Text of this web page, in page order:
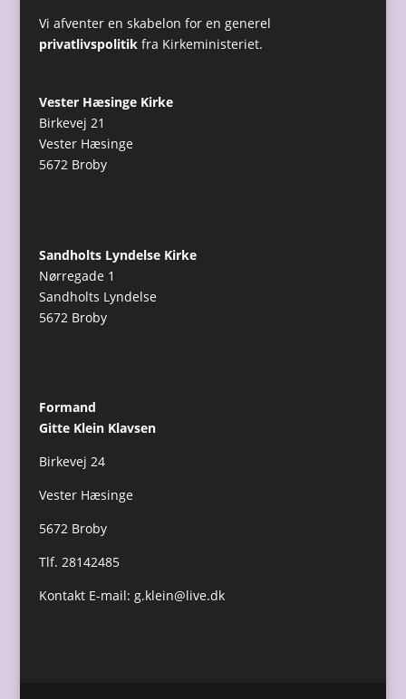
Vi afventer en skabelon for en generel
privatlivspolitikfra Kirkeministeriet.
Vester Hæsinge Kirke
Birkevej 21
Vester Hæsinge
5672 Broby
Sandholts Lyndelse Kirke
Nørregade 1
Sandholts Lyndelse
5672 Broby
Formand
Gitte Klein Klavsen
Birkevej 24
Vester Hæsinge
5672 Broby
Tlf. 28142485
Kontakt E-mail: g.klein@live.dk